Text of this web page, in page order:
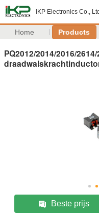
IKP Electronics Co.,
Home Products
PQ2012/2014/2016/
Beste prijs